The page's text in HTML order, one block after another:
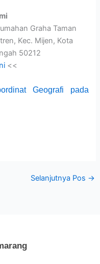
Graha Taman
Kec. Mijen, Kota
50212
<<
Geografi pada
Selanjutnya Pos →